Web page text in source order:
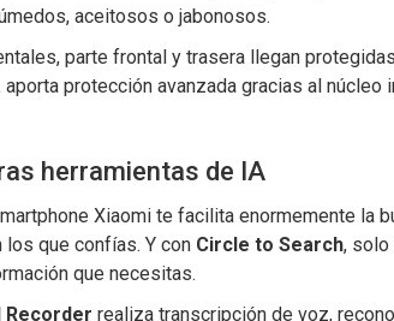
aceitosos o jabonosos.
parte frontal y trasera llegan
aporta protección avanzada gracias al
herramientas de IA
Xiaomi te facilita enormemente la
que confías. Y con Circle to Search, solo
que necesitas.
Recorder realiza transcripción de voz,